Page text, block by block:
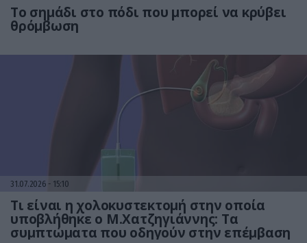
Το σημάδι στο πόδι που μπορεί να κρύβει
θρόμβωση
31.07.2026 15:10
Τι είναι η χολοκυστεκτομή στην οποία
υποβλήθηκε ο Μ.Χατζηγιάννης: Tα
συμπτώματα που οδηγούν στην επέμβαση